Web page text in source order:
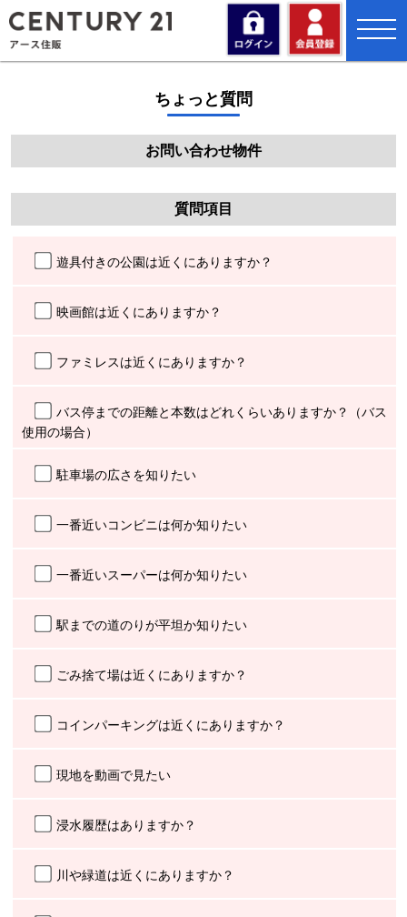
toggle
ちょっと質問
お問い合わせ物件
質問項目
遊具付きの公園は近くにありますか？
映画館は近くにありますか？
ファミレスは近くにありますか？
バス停までの距離と本数はどれくらいありますか？（バス
使用の場合）
駐車場の広さを知りたい
一番近いコンビニは何か知りたい
一番近いスーパーは何か知りたい
駅までの道のりが平坦か知りたい
ごみ捨て場は近くにありますか？
コインパーキングは近くにありますか？
現地を動画で見たい
浸水履歴はありますか？
川や緑道は近くにありますか？